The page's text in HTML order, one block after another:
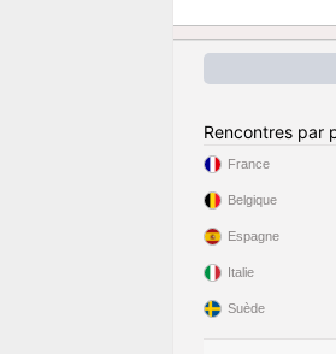
Rencontres par
France
Belgique
Espagne
Italie
Suède